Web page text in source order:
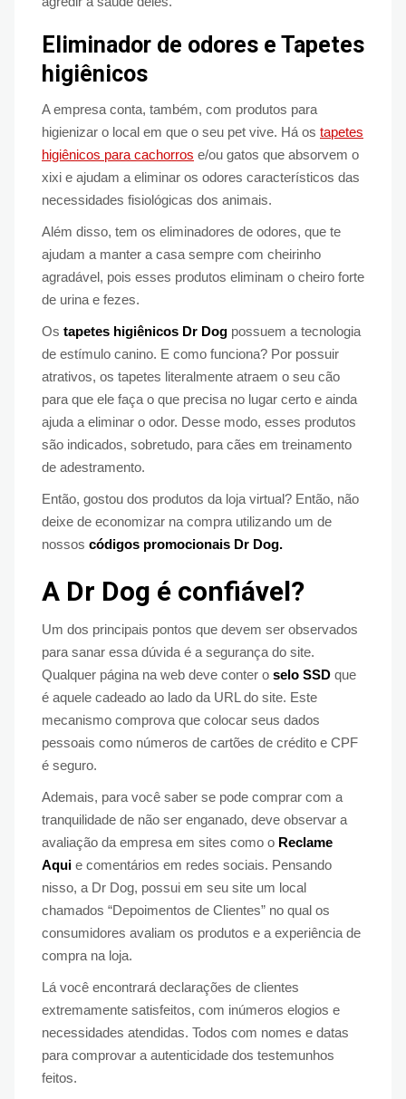
Eliminador de odores e Tapetes
higiênicos
A empresa conta, também, com produtos para
higienizar o local em que o seu pet vive. Há os tapetes
higiênicos para cachorros e/ou gatos que absorvem o
xixi e ajudam a eliminar os odores característicos das
necessidades fisiológicas dos animais.
Além disso, tem os eliminadores de odores, que te
ajudam a manter a casa sempre com cheirinho
agradável, pois esses produtos eliminam o cheiro forte
de urina e fezes.
Os tapetes higiênicos Dr Dog possuem a tecnologia
de estímulo canino. E como funciona? Por possuir
atrativos, os tapetes literalmente atraem o seu cão
para que ele faça o que precisa no lugar certo e ainda
ajuda a eliminar o odor. Desse modo, esses produtos
são indicados, sobretudo, para cães em treinamento
de adestramento.
Então, gostou dos produtos da loja virtual? Então, não
deixe de economizar na compra utilizando um de
nossos códigos promocionais Dr Dog.
A Dr Dog é confiável?
Um dos principais pontos que devem ser observados
para sanar essa dúvida é a segurança do site.
Qualquer página na web deve conter o selo SSD que
é aquele cadeado ao lado da URL do site. Este
mecanismo comprova que colocar seus dados
pessoais como números de cartões de crédito e CPF
é seguro.
Ademais, para você saber se pode comprar com a
tranquilidade de não ser enganado, deve observar a
avaliação da empresa em sites como o Reclame
Aqui e comentários em redes sociais. Pensando
nisso, a Dr Dog, possui em seu site um local
chamados “Depoimentos de Clientes” no qual os
consumidores avaliam os produtos e a experiência de
compra na loja.
Lá você encontrará declarações de clientes
extremamente satisfeitos, com inúmeros elogios e
necessidades atendidas. Todos com nomes e datas
para comprovar a autenticidade dos testemunhos
feitos.